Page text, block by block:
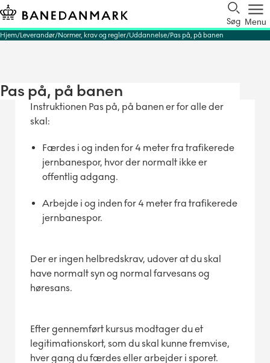
Søg Menu
Hjem Leverandør Normer, krav og regler Uddannelse Pas på, på banen
Pas på, på banen
Instruktionen Pas på, på banen er for alle der
skal:
Færdes i og inden for 4 meter fra trafikerede
jernbanespor, hvor der normalt ikke er
offentlig adgang.
Arbejde i og inden for 4 meter fra trafikerede
jernbanespor.
Der er ingen helbredskrav, udover at du skal
have normalt syn og normal farvesans og
høresans.
Efter gennemført kursus modtager du et
legitimationskort, som du skal kunne fremvise,
hver gang du færdes eller arbejder i sporet.